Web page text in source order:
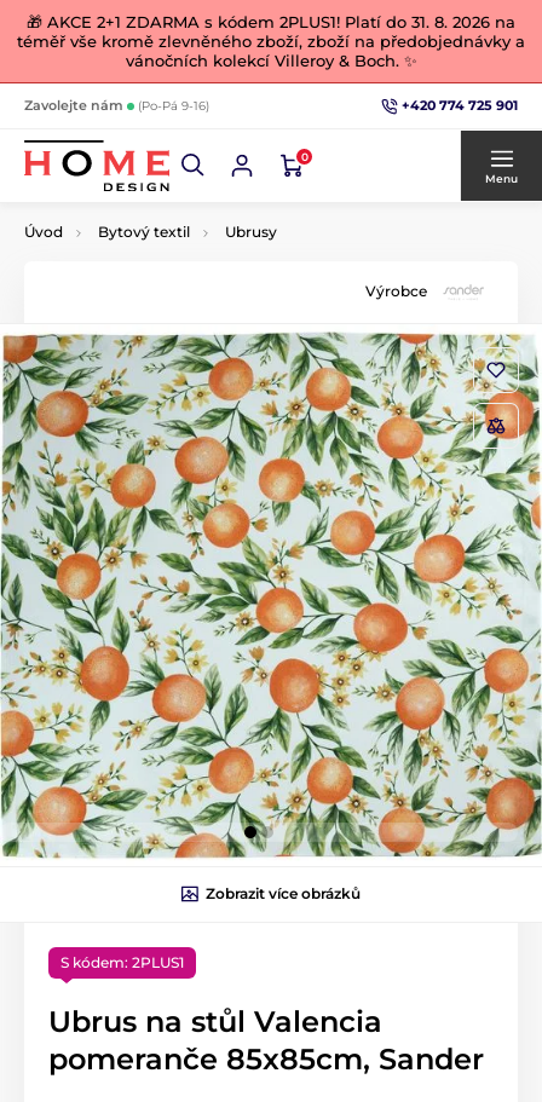
🎁 AKCE 2+1 ZDARMA s kódem 2PLUS1! Platí do 31. 8. 2026 na
téměř vše kromě zlevněného zboží, zboží na předobjednávky a
vánočních kolekcí Villeroy & Boch. ✨
Zavolejte nám (Po-Pá 9-16) +420 774 725 901
0
Menu
Úvod Bytový textil Ubrusy
Výrobce
Zobrazit více obrázků
S kódem: 2PLUS1
Ubrus na stůl Valencia
pomeranče 85x85cm, Sander